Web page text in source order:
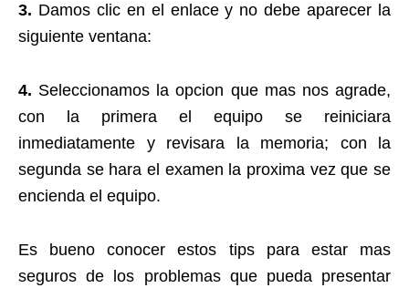
3. Damos clic en el enlace y no debe aparecer la
siguiente ventana:
4. Seleccionamos la opcion que mas nos agrade,
con la primera el equipo se reiniciara
inmediatamente y revisara la memoria; con la
segunda se hara el examen la proxima vez que se
encienda el equipo.
Es bueno conocer estos tips para estar mas
seguros de los problemas que pueda presentar